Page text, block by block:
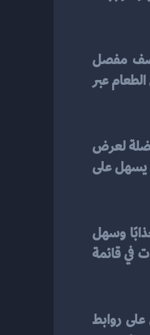
للوجبات ومكوناتها، يمكن للعملاء الاستكشاف والاختيار بشكل أفضل. يمكنهم أيضًا مشاركة رأيهم وتعليقاتهم حول الطعام عبر